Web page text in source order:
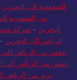
السعودية الى البحرين
من السعودية
البحرين - شركة
الرياض الى البحرين -
عفش من الرياض الي
عفش من الرياض الى
بري من الرياض